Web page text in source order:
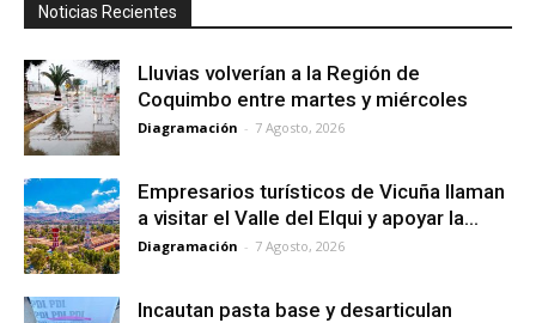
Noticias Recientes
Lluvias volverían a la Región de
Coquimbo entre martes y miércoles
Diagramación - 7 Agosto, 2026
Empresarios turísticos de Vicuña llaman
a visitar el Valle del Elqui y apoyar la...
Diagramación - 7 Agosto, 2026
Incautan pasta base y desarticulan